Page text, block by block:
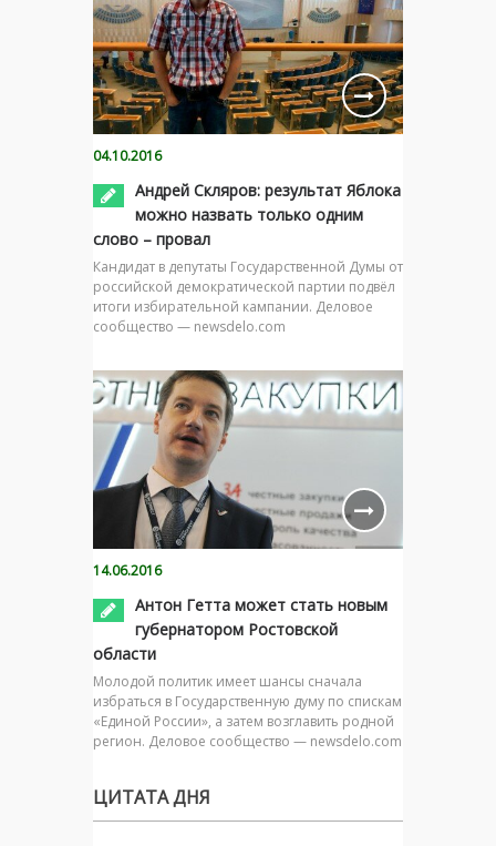
04.10.2016
Андрей Скляров: результат Яблока
можно назвать только одним
слово – провал
Кандидат в депутаты Государственной Думы от
российской демократической партии подвёл
итоги избирательной кампании. Деловое
сообщество — newsdelo.com
14.06.2016
Антон Гетта может стать новым
губернатором Ростовской
области
Молодой политик имеет шансы сначала
избраться в Государственную думу по спискам
«Единой России», а затем возглавить родной
регион. Деловое сообщество — newsdelo.com
ЦИТАТА ДНЯ